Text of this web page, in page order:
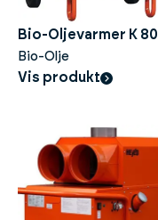
Bio-Oljevarmer K 80
Bio-Olje
Vis produkt